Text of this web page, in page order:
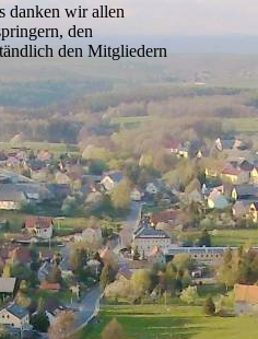
danken wir allen
den
den Mitgliedern